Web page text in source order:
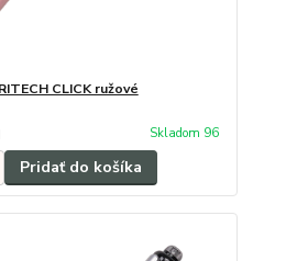
CLICK ružové
Skladom 96
Pridať do košíka